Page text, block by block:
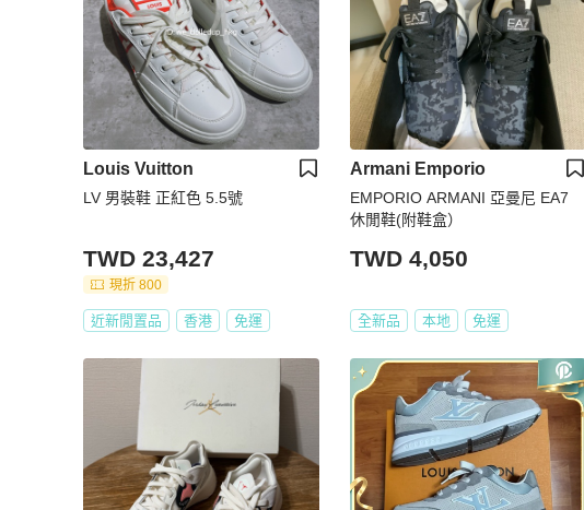
Louis Vuitton
LV 男裝鞋 正紅色 5.5號
TWD 23,427
現折 800
近新閒置品 香港 免運
Armani Emporio
EMPORIO ARMANI 亞曼尼 EA7
休閒鞋(附鞋盒）
TWD 4,050
全新品 本地 免運